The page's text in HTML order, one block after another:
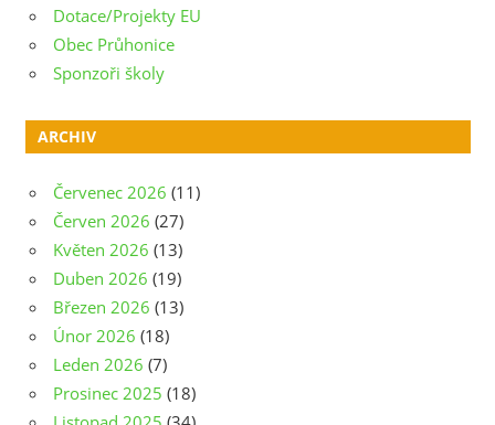
Dotace/Projekty EU
Obec Průhonice
Sponzoři školy
ARCHIV
Červenec 2026 (11)
Červen 2026 (27)
Květen 2026 (13)
Duben 2026 (19)
Březen 2026 (13)
Únor 2026 (18)
Leden 2026 (7)
Prosinec 2025 (18)